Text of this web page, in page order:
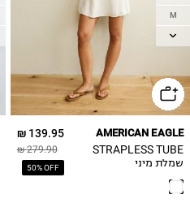
M
L
139.95 ₪
279.90 ₪
50% OFF
AMERICAN EAGLE
STRAPLESS TUBE
שמלת מיני